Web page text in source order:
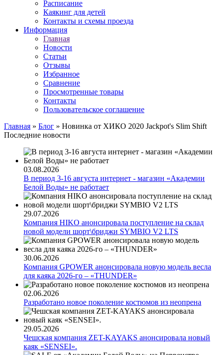
Расписание
Каякинг для детей
Контакты и схемы проезда
Информация
Главная
Новости
Статьи
Отзывы
Избранное
Сравнение
Просмотренные товары
Контакты
Пользовательское соглашение
Главная » Блог » Новинка от ХИКО 2020 Jackpot's Slim Shift
Последние новости
03.08.2026
В период 3-16 августа интернет - магазин «Академии
Белой Воды» не работает
29.07.2026
Компания HIKO анонсировала поступление на склад
новой модели шорт\бриджи SYMBIO V2 LTS
30.06.2026
Компания GPOWER анонсировала новую модель весла
для каяка 2026-го – «THUNDER»
02.06.2026
Разработано новое поколение костюмов из неопрена
29.05.2026
Чешская компания ZET-KAYAKS анонсировала новый
каяк «SENSEI».